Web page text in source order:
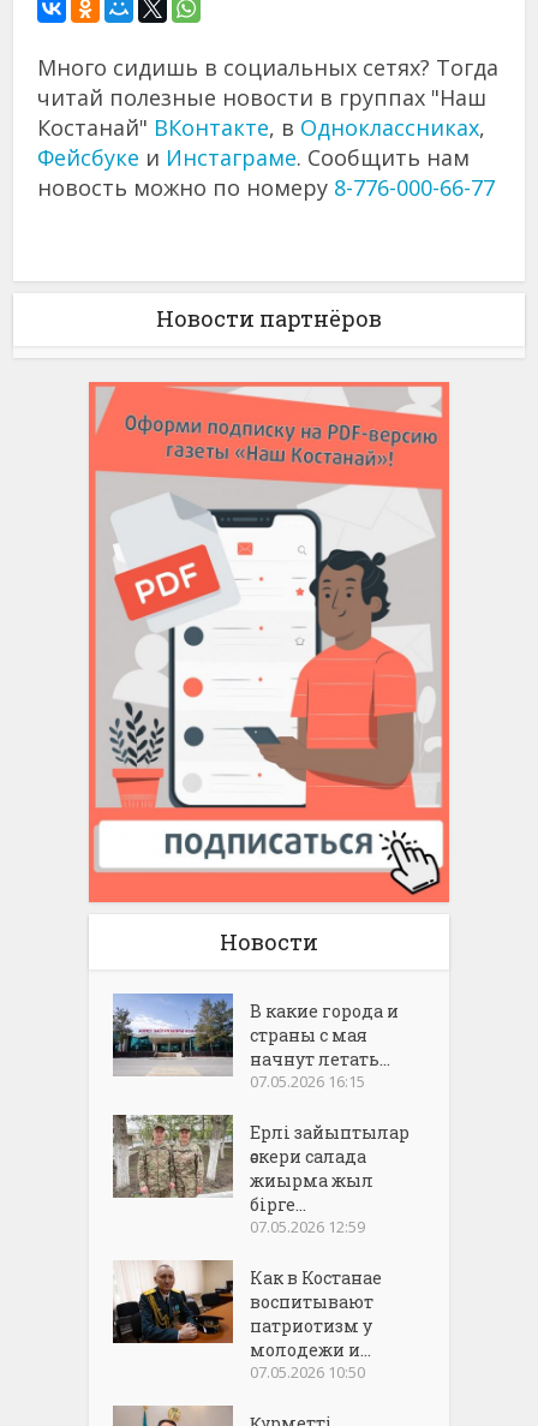
Много сидишь в социальных сетях? Тогда
читай полезные новости в группах "Наш
Костанай" ВКонтакте, в Одноклассниках,
Фейсбуке и Инстаграме. Сообщить нам
новость можно по номеру 8-776-000-66-77
Новости партнёров
Новости
В какие города и
страны с мая
начнут летать...
07.05.2026 16:15
Ерлі зайыптылар
әскери салада
жиырма жыл
бірге...
07.05.2026 12:59
Как в Костанае
воспитывают
патриотизм у
молодежи и...
07.05.2026 10:50